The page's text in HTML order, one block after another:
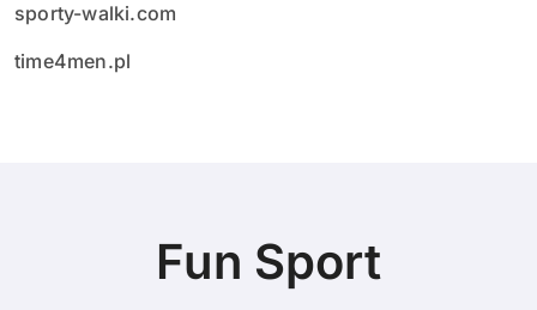
sporty-walki.com
time4men.pl
Fun Sport